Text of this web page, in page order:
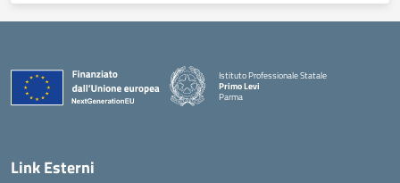
Istituto Professionale Statale
Primo Levi
Parma
Link Esterni